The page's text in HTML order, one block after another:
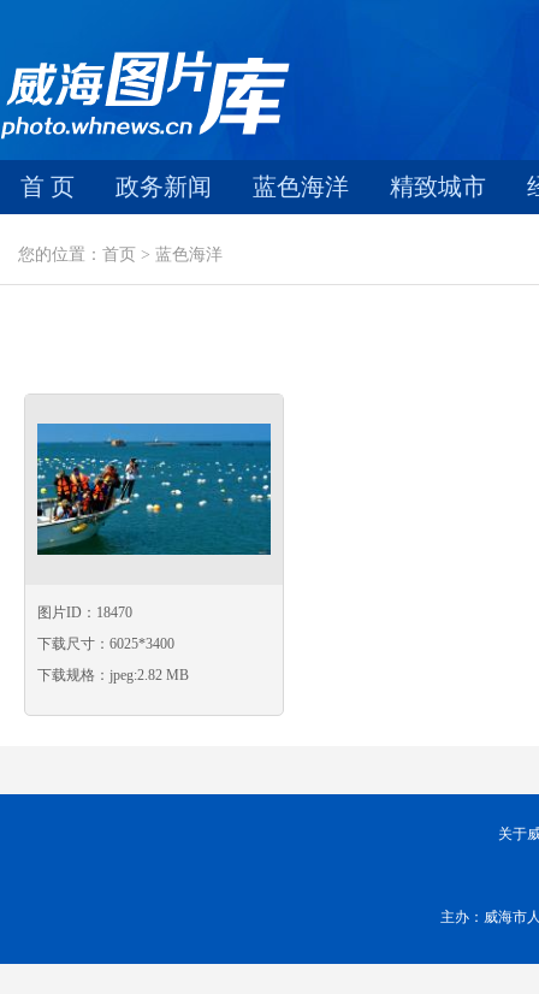
首 页 政务新闻 蓝色海洋 精致城市
您的位置：首页 > 蓝色海洋
图片ID：18470
下载尺寸：6025*3400
下载规格：jpeg:2.82 MB
关于
主办：威海市